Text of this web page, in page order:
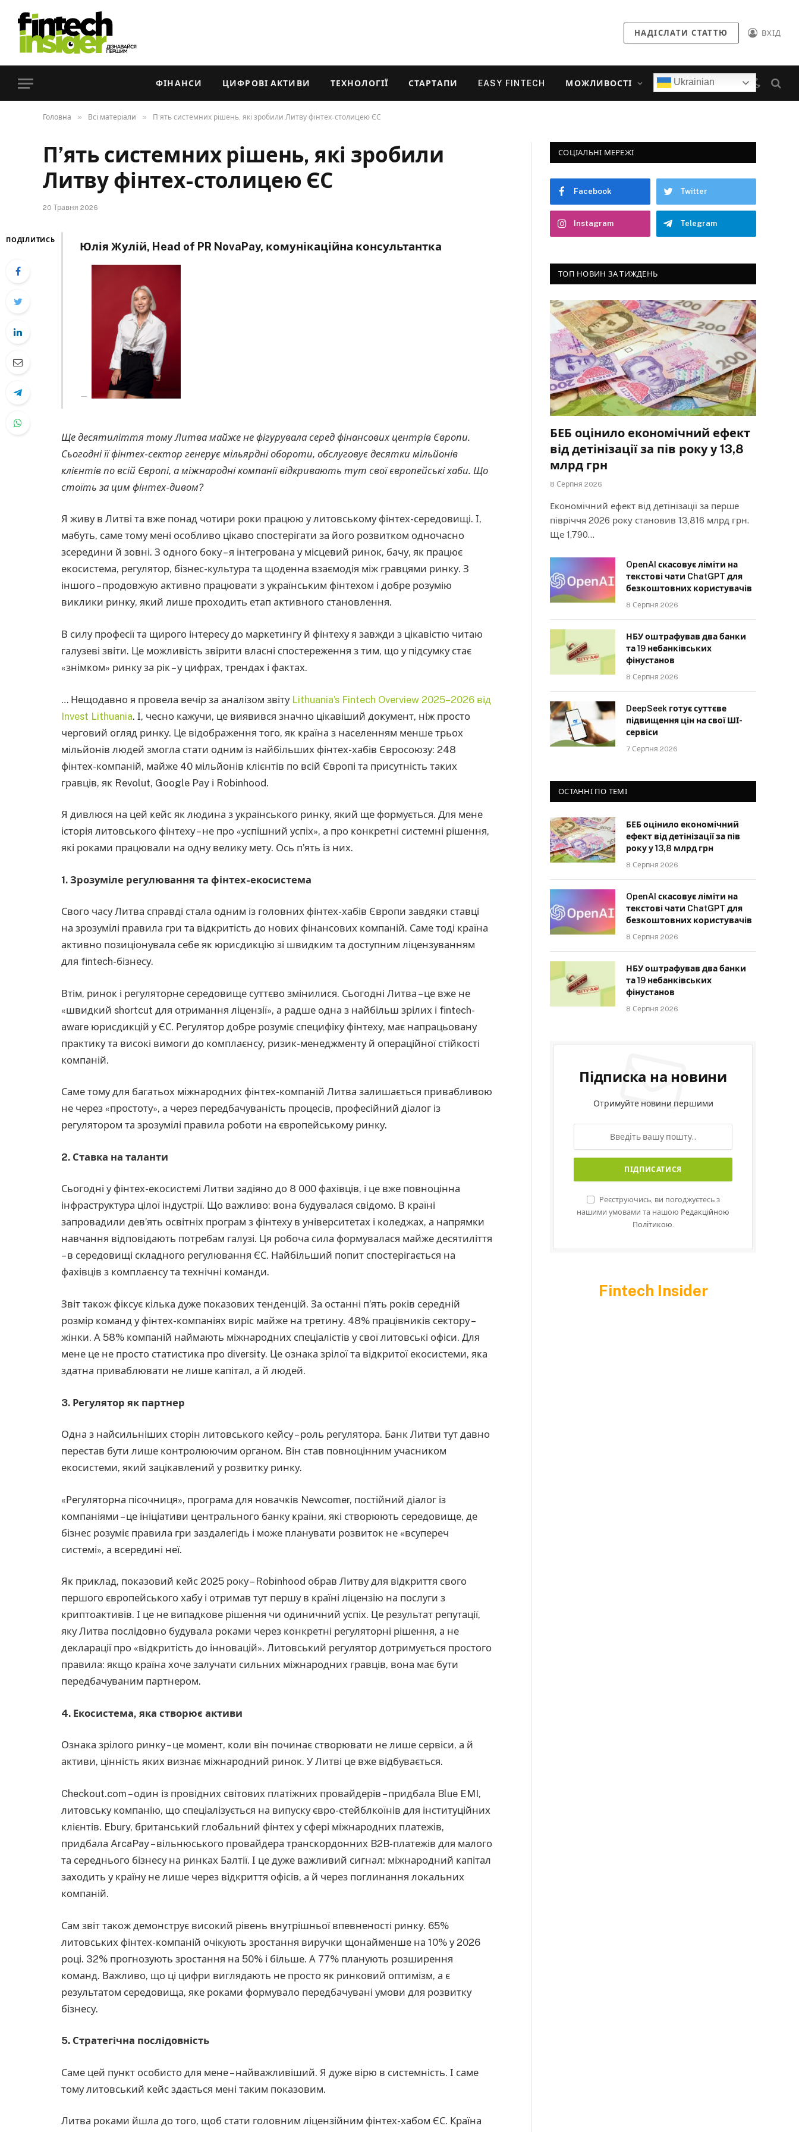
НАДІСЛАТИ СТАТТЮ ВХІД
ФІНАНСИ ЦИФРОВІ АКТИВИ ТЕХНОЛОГІЇ СТАРТАПИ EASY FINTECH МОЖЛИВОСТІ Ukrainian
Головна » Всі матеріали » П’ять системних рішень, які зробили Литву фінтех-столицею ЄС
П’ять системних рішень, які зробили
Литву фінтех-столицею ЄС
20 Травня 2026
ПОДІЛИТИСЬ
Юлія Жулій, Head of PR NovaPay, комунікаційна консультантка
Ще десятиліття тому Литва майже не фігурувала серед фінансових центрів Європи.
Сьогодні її фінтех-сектор генерує мільярдні обороти, обслуговує десятки мільйонів
клієнтів по всій Європі, а міжнародні компанії відкривають тут свої європейські хаби. Що
стоїть за цим фінтех-дивом?
Я живу в Литві та вже понад чотири роки працюю у литовському фінтех-середовищі. І,
мабуть, саме тому мені особливо цікаво спостерігати за його розвитком одночасно
зсередини й зовні. З одного боку – я інтегрована у місцевий ринок, бачу, як працює
екосистема, регулятор, бізнес-культура та щоденна взаємодія між гравцями ринку. З
іншого – продовжую активно працювати з українським фінтехом і добре розумію
виклики ринку, який лише проходить етап активного становлення.
В силу професії та щирого інтересу до маркетингу й фінтеху я завжди з цікавістю читаю
галузеві звіти. Це можливість звірити власні спостереження з тим, що у підсумку стає
«знімком» ринку за рік – у цифрах, трендах і фактах.
… Нещодавно я провела вечір за аналізом звіту Lithuania’s Fintech Overview 2025–2026 від
Invest Lithuania. І, чесно кажучи, це виявився значно цікавіший документ, ніж просто
черговий огляд ринку. Це відображення того, як країна з населенням менше трьох
мільйонів людей змогла стати одним із найбільших фінтех-хабів Євросоюзу: 248
фінтех-компаній, майже 40 мільйонів клієнтів по всій Європі та присутність таких
гравців, як Revolut, Google Pay і Robinhood.
Я дивлюся на цей кейс як людина з українського ринку, який ще формується. Для мене
історія литовського фінтеху – не про «успішний успіх», а про конкретні системні рішення,
які роками працювали на одну велику мету. Ось п’ять із них.
1. Зрозуміле регулювання та фінтех-екосистема
Свого часу Литва справді стала одним із головних фінтех-хабів Європи завдяки ставці
на зрозумілі правила гри та відкритість до нових фінансових компаній. Саме тоді країна
активно позиціонувала себе як юрисдикцію зі швидким та доступним ліцензуванням
для fintech-бізнесу.
Втім, ринок і регуляторне середовище суттєво змінилися. Сьогодні Литва – це вже не
«швидкий shortcut для отримання ліцензії», а радше одна з найбільш зрілих і fintech-
aware юрисдикцій у ЄС. Регулятор добре розуміє специфіку фінтеху, має напрацьовану
практику та високі вимоги до комплаєнсу, ризик-менеджменту й операційної стійкості
компаній.
Саме тому для багатьох міжнародних фінтех-компаній Литва залишається привабливою
не через «простоту», а через передбачуваність процесів, професійний діалог із
регулятором та зрозумілі правила роботи на європейському ринку.
2. Ставка на таланти
Сьогодні у фінтех-екосистемі Литви задіяно до 8 000 фахівців, і це вже повноцінна
інфраструктура цілої індустрії. Що важливо: вона будувалася свідомо. В країні
запровадили дев’ять освітніх програм з фінтеху в університетах і коледжах, а напрямки
навчання відповідають потребам галузі. Ця робоча сила формувалася майже десятиліття
– в середовищі складного регулювання ЄС. Найбільший попит спостерігається на
фахівців з комплаєнсу та технічні команди.
Звіт також фіксує кілька дуже показових тенденцій. За останні п’ять років середній
розмір команд у фінтех-компаніях виріс майже на третину. 48% працівників сектору –
жінки. А 58% компаній наймають міжнародних спеціалістів у свої литовські офіси. Для
мене це не просто статистика про diversity. Це ознака зрілої та відкритої екосистеми, яка
здатна приваблювати не лише капітал, а й людей.
3. Регулятор як партнер
Одна з найсильніших сторін литовського кейсу – роль регулятора. Банк Литви тут давно
перестав бути лише контролюючим органом. Він став повноцінним учасником
екосистеми, який зацікавлений у розвитку ринку.
«Регуляторна пісочниця», програма для новачків Newcomer, постійний діалог із
компаніями – це ініціативи центрального банку країни, які створюють середовище, де
бізнес розуміє правила гри заздалегідь і може планувати розвиток не «всупереч
системі», а всередині неї.
Як приклад, показовий кейс 2025 року – Robinhood обрав Литву для відкриття свого
першого європейського хабу і отримав тут першу в країні ліцензію на послуги з
криптоактивів. І це не випадкове рішення чи одиничний успіх. Це результат репутації,
яку Литва послідовно будувала роками через конкретні регуляторні рішення, а не
декларації про «відкритість до інновацій». Литовський регулятор дотримується простого
правила: якщо країна хоче залучати сильних міжнародних гравців, вона має бути
передбачуваним партнером.
4. Екосистема, яка створює активи
Ознака зрілого ринку – це момент, коли він починає створювати не лише сервіси, а й
активи, цінність яких визнає міжнародний ринок. У Литві це вже відбувається.
Checkout.com – один із провідних світових платіжних провайдерів – придбала Blue EMI,
литовську компанію, що спеціалізується на випуску євро-стейблкоїнів для інституційних
клієнтів. Ebury, британський глобальний фінтех у сфері міжнародних платежів,
придбала ArcaPay – вільнюського провайдера транскордонних B2B-платежів для малого
та середнього бізнесу на ринках Балтії. І це дуже важливий сигнал: міжнародний капітал
заходить у країну не лише через відкриття офісів, а й через поглинання локальних
компаній.
Сам звіт також демонструє високий рівень внутрішньої впевненості ринку. 65%
литовських фінтех-компаній очікують зростання виручки щонайменше на 10% у 2026
році. 32% прогнозують зростання на 50% і більше. А 77% планують розширення
команд. Важливо, що ці цифри виглядають не просто як ринковий оптимізм, а є
результатом середовища, яке роками формувало передбачувані умови для розвитку
бізнесу.
5. Стратегічна послідовність
Саме цей пункт особисто для мене – найважливіший. Я дуже вірю в системність. І саме
тому литовський кейс здається мені таким показовим.
Литва роками йшла до того, щоб стати головним ліцензійним фінтех-хабом ЄС. Країна
СОЦІАЛЬНІ МЕРЕЖІ
Facebook Twitter
Instagram Telegram
ТОП НОВИН ЗА ТИЖДЕНЬ
БЕБ оцінило економічний ефект
від детінізації за пів року у 13,8
млрд грн
8 Серпня 2026
Економічний ефект від детінізації за перше
півріччя 2026 року становив 13,816 млрд грн.
Ще 1,790…
OpenAI скасовує ліміти на
текстові чати ChatGPT для
безкоштовних користувачів
8 Серпня 2026
НБУ оштрафував два банки
та 19 небанківських
фінустанов
8 Серпня 2026
DeepSeek готує суттєве
підвищення цін на свої ШІ-
сервіси
7 Серпня 2026
ОСТАННІ ПО ТЕМІ
БЕБ оцінило економічний
ефект від детінізації за пів
року у 13,8 млрд грн
8 Серпня 2026
OpenAI скасовує ліміти на
текстові чати ChatGPT для
безкоштовних користувачів
8 Серпня 2026
НБУ оштрафував два банки
та 19 небанківських
фінустанов
8 Серпня 2026
Підписка на новини
Отримуйте новини першими
Реєструючись, ви погоджуєтесь з
нашими умовами та нашою Редакційною
Політикою.
Fintech Insider